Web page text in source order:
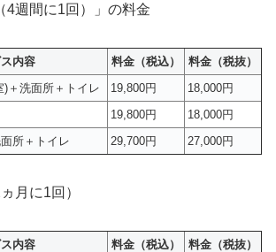
4週間に1回）」の料金
内容 料金（税込）
料金（税抜）
)＋洗面所＋トイレ
19,800円
18,000円
19,800円
18,000円
所＋トイレ
29,700円 27,000円
月に1回）
内容 料金（税込）
料金（税抜）